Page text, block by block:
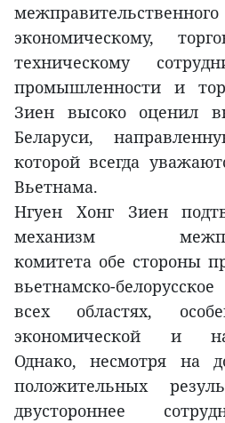
экономическому,
техническому
промышленности и
Зиен высоко оценил
Беларуси,
которой всегда
Вьетнама.
Нгуен Хонг Зиен
механизм
комитета обе стороны
вьетнамско-
всех областях,
экономической и
Однако, несмотря на
положительных
двустороннее